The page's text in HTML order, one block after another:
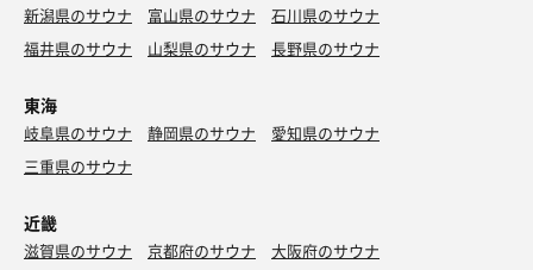
新潟県のサウナ 富山県のサウナ
石川県のサウナ
福井県のサウナ
山梨県のサウナ 長野県のサウナ
東海
岐阜県のサウナ 静岡県のサウナ
愛知県のサウナ
三重県のサウナ
近畿
滋賀県のサウナ 京都府のサウナ
大阪府のサウナ